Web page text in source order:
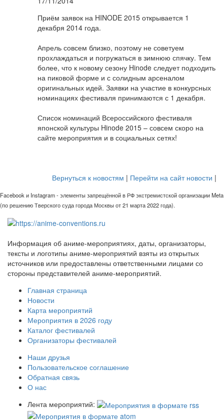
Приём заявок на HINODE 2015 открывается 1
декабря 2014 года.
Апрель совсем близко, поэтому не советуем
прохлаждаться и погружаться в зимнюю спячку. Тем
более, что к новому сезону Hinode следует подходить
на пиковой форме и с солидным арсеналом
оригинальных идей. Заявки на участие в конкурсных
номинациях фестиваля принимаются с 1 декабря.
Список номинаций Всероссийского фестиваля
японской культуры Hinode 2015 – совсем скоро на
сайте мероприятия и в социальных сетях!
Вернуться к новостям | Перейти на сайт новости |
Facebook и Instagram - элементы запрещённой в РФ экстремистской организации Meta
(по решению Тверского суда города Москвы от 21 марта 2022 года).
Информация об аниме-мероприятиях, даты, организаторы,
тексты и логотипы аниме-мероприятий взяты из открытых
источников или предоставлены ответственными лицами со
стороны представителей аниме-мероприятий.
Главная страница
Новости
Карта мероприятий
Мероприятия в 2026 году
Каталог фестивалей
Организаторы фестивалей
Наши друзья
Пользовательское соглашение
Обратная связь
О нас
Лента мероприятий: